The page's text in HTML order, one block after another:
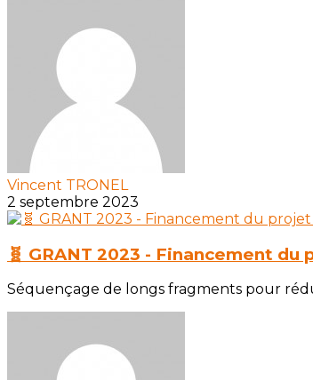
Vincent TRONEL
2 septembre 2023
🧬 GRANT 2023 - Financement
Séquençage de longs fragments pour